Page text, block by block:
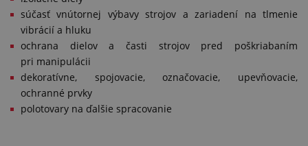
súčasť vnútornej výbavy strojov a zariadení na tlmenie
vibrácií a hluku
ochrana dielov a časti strojov pred poškriabaním
pri manipulácii
dekoratívne, spojovacie, označovacie, upevňovacie,
ochranné prvky
polotovary na ďalšie spracovanie